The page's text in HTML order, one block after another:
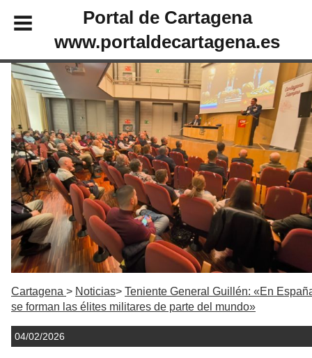
Portal de Cartagena
www.portaldecartagena.es
Cartagena Noticias
Teniente General Guillén: «En
se forman las élites militares de parte del mundo»
04/02/2026